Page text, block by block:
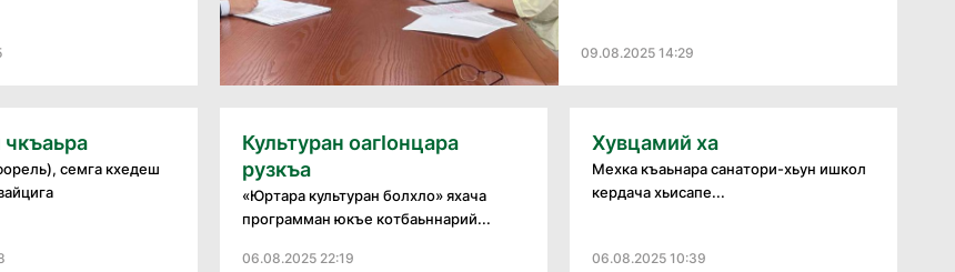
09.08.2025 14:29
семга кхедеш
Культуран оагӏонцара
рузкъа
«Юртара культуран болхло» яхача
программан юкъе котбаьннарий...
06.08.2025 22:19
Хувцамий ха
Мехка къаьнара санатори-хьун ишкол
кердача хьисапе...
06.08.2025 10:39